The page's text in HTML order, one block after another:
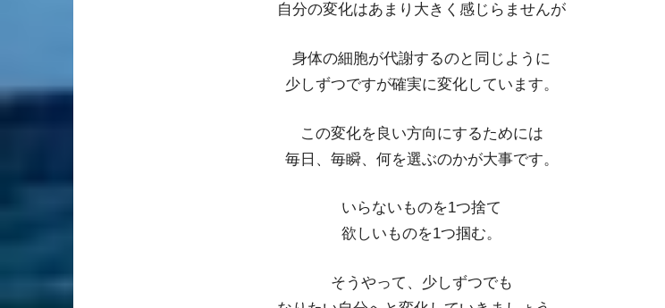
自分の変化はあまり大きく感じらませんが
身体の細胞が代謝するのと同じように
少しずつですが確実に変化しています。
この変化を良い方向にするためには
毎日、毎瞬、何を選ぶのかが大事です。
いらないものを1つ捨て
欲しいものを1つ掴む。
そうやって、少しずつでも